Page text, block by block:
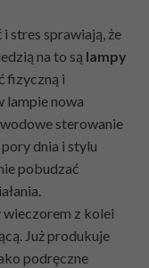
stres sprawiają, że
na to są lampy
fizyczną i
lampie nowa
sterowanie
dnia i stylu
pobudzać
wieczorem z kolei
Już produkuje
podręczne